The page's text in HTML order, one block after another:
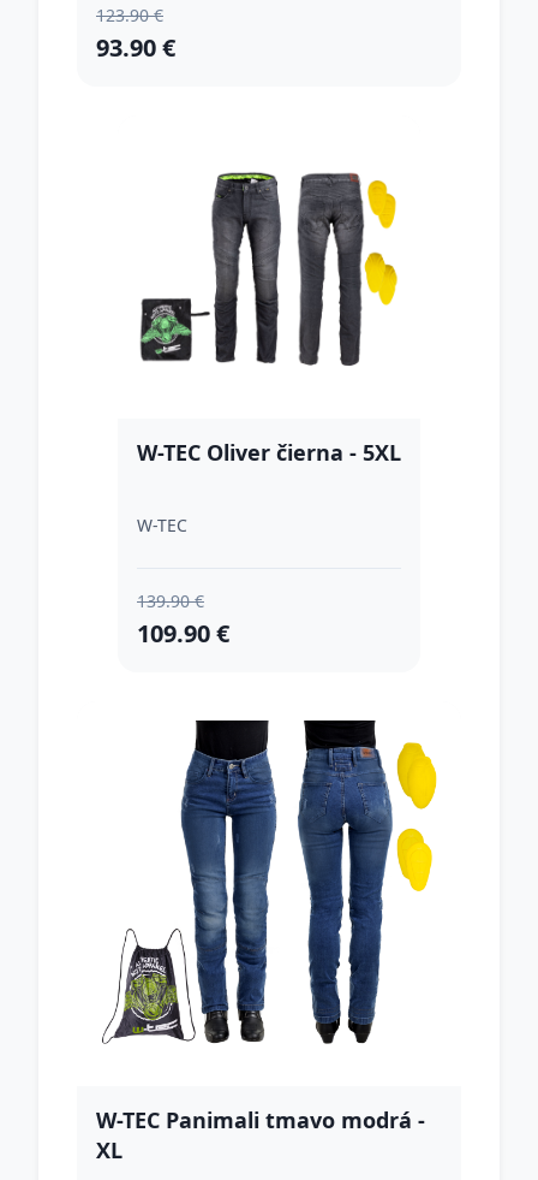
123.90 €
93.90 €
W-TEC Oliver čierna - 5XL
W-TEC
139.90 €
109.90 €
W-TEC Panimali tmavo modrá -
XL